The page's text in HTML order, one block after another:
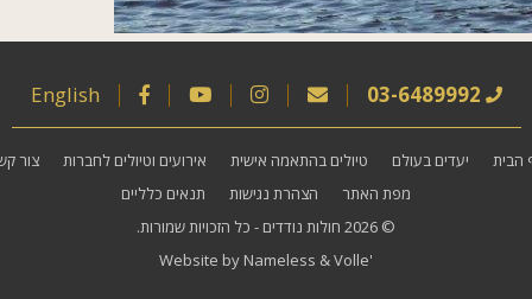
03-6489992
English
הבית יעדים בעולם טיולים בהתאמה אישית אירועים וטיולים לחברות
צור
מפת האתר
הצהרת נגישות
תנאים כלליים
© 2026
חולות נודדים - כל הזכויות שמורות.
Website by Nameless &Volle'